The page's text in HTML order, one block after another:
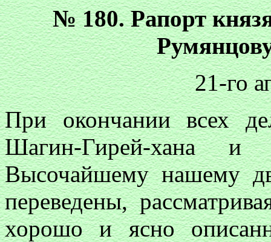
№ 180. Рапорт
21-го
При окончании всех
Шагин-Гирей-хана
Высочайшему нашему
переведены,
хорошо и ясно